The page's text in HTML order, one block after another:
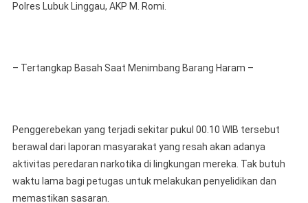
Polres Lubuk Linggau, AKP M. Romi.
– Tertangkap Basah Saat Menimbang Barang Haram –
Penggerebekan yang terjadi sekitar pukul 00.10 WIB tersebut
berawal dari laporan masyarakat yang resah akan adanya
aktivitas peredaran narkotika di lingkungan mereka. Tak butuh
waktu lama bagi petugas untuk melakukan penyelidikan dan
memastikan sasaran.